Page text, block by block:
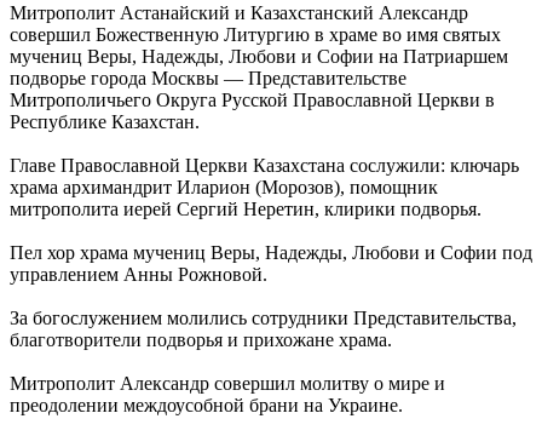
Митрополит Астанайский и Казахстанский Александр
совершил Божественную Литургию в храме во имя святых
мучениц Веры, Надежды, Любови и Софии на Патриаршем
подворье города Москвы — Представительстве
Митрополичьего Округа Русской Православной Церкви в
Республике Казахстан.
Главе Православной Церкви Казахстана сослужили: ключарь
храма архимандрит Иларион (Морозов), помощник
митрополита иерей Сергий Неретин, клирики подворья.
Пел хор храма мучениц Веры, Надежды, Любови и Софии под
управлением Анны Рожновой.
За богослужением молились сотрудники Представительства,
благотворители подворья и прихожане храма.
Митрополит Александр совершил молитву о мире и
преодолении междоусобной брани на Украине.